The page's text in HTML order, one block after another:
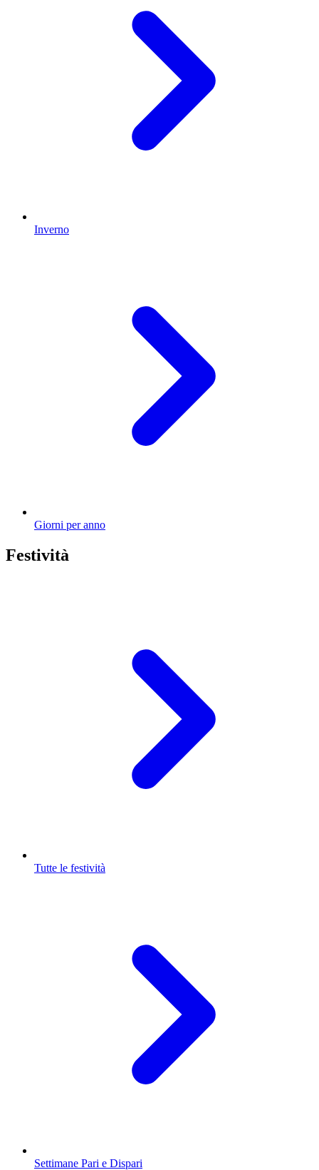
Inverno
Giorni per anno
Festività
Tutte le festività
Settimane Pari e Dispari